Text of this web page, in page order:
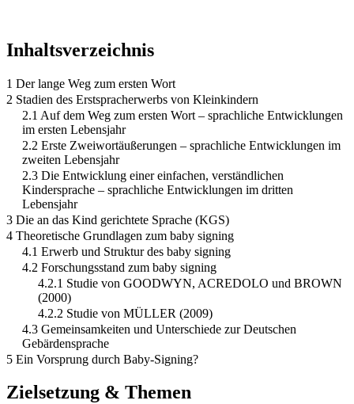
Inhaltsverzeichnis
1 Der lange Weg zum ersten Wort
2 Stadien des Erstspracherwerbs von Kleinkindern
2.1 Auf dem Weg zum ersten Wort – sprachliche Entwicklungen
im ersten Lebensjahr
2.2 Erste Zweiwortäußerungen – sprachliche Entwicklungen im
zweiten Lebensjahr
2.3 Die Entwicklung einer einfachen, verständlichen
Kindersprache – sprachliche Entwicklungen im dritten
Lebensjahr
3 Die an das Kind gerichtete Sprache (KGS)
4 Theoretische Grundlagen zum baby signing
4.1 Erwerb und Struktur des baby signing
4.2 Forschungsstand zum baby signing
4.2.1 Studie von GOODWYN, ACREDOLO und BROWN
(2000)
4.2.2 Studie von MÜLLER (2009)
4.3 Gemeinsamkeiten und Unterschiede zur Deutschen
Gebärdensprache
5 Ein Vorsprung durch Baby-Signing?
Zielsetzung & Themen